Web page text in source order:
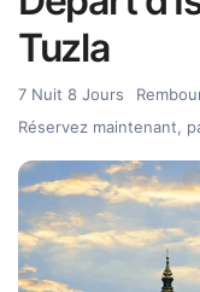
Tuzla
7 Nuit 8 Jours
Réservez maintenant,